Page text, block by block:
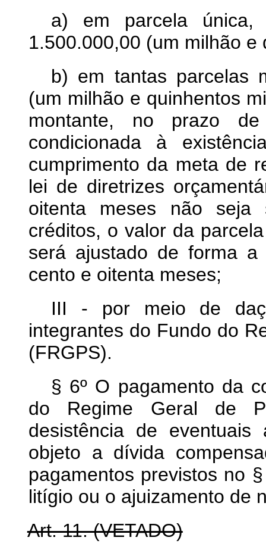
a) em parcela
1.500.000,00 (um milhão e
b) em tantas parcelas
(um milhão e quinhentos
montante, no prazo
condicionada à
cumprimento da meta de
lei de diretrizes
oitenta meses não seja
créditos, o valor da
será ajustado de forma
cento e oitenta meses;
III - por meio de
integrantes do Fundo do
(FRGPS).
§ 6º O pagamento da
do Regime Geral de
desistência de
objeto a dívida
pagamentos previstos no
litígio ou o ajuizamento de
Art. 11. (VETADO)